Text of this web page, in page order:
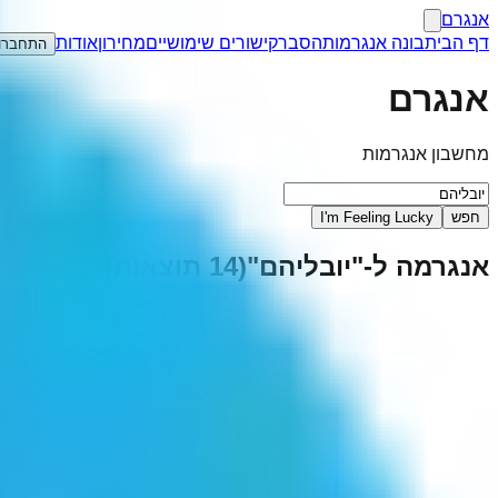
אנגרם
דף הביתבונה אנגרמותהסברקישורים שימושייםמחירוןאודות
אנגרם
מחשבון אנגרמות
חפש I'm Feeling Lucky
אנגרמה ל-"יובליהם"
(
14תוצאות)